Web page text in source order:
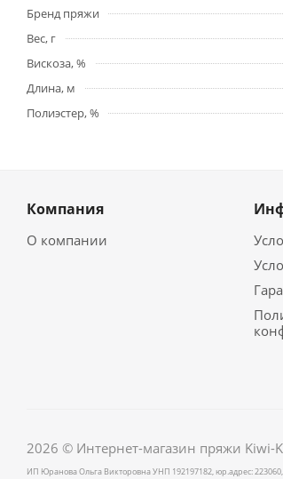
Бренд пряжи
Вес, г
Вискоза, %
Длина, м
Полиэстер, %
Компания
О компании
2026 © Интернет-магазин пряжи Kiwi-
ИП Юранова Ольга Викторовна УНП 192197182, юр.адрес: 223060,